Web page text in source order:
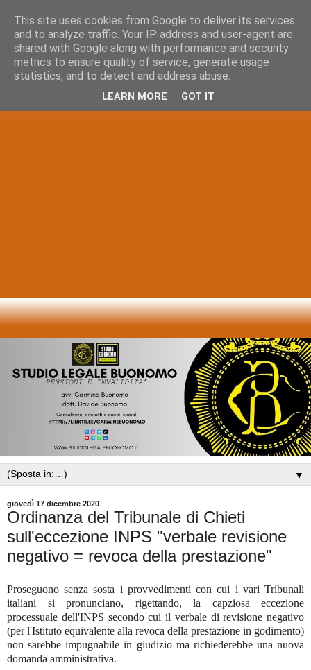
▼
giovedì 17 dicembre 2020
Ordinanza del Tribunale di Chieti
sull'eccezione INPS "verbale revisione
negativo = revoca della prestazione"
Proseguono senza sosta i provvedimenti con cui i vari Tribunali
italiani si pronunciano, rigettando, la capziosa eccezione
processuale dell'INPS secondo cui il verbale di revisione negativo
(per l'Istituto equivalente alla revoca della prestazione in godimento)
non sarebbe impugnabile in giudizio ma richiederebbe una nuova
domanda amministrativa.
This site uses cookies from Google to deliver its services
and to analyze traffic. Your IP address and user-agent are
shared with Google along with performance and security
metrics to ensure quality of service, generate usage
statistics, and to detect and address abuse.
LEARN MORE GOT IT